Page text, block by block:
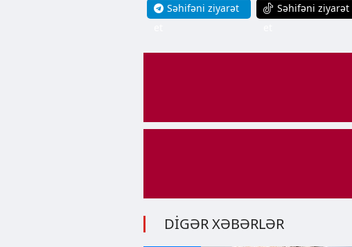
Səhifəni ziyarət
Səhifəni ziyarət
DİGƏR XƏBƏRLƏR